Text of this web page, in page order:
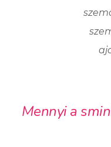
Mennyi a